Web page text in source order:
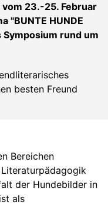
23.-25. Februar
"BUNTE HUNDE
rund um
Bereichen
der Hundebilder in
als